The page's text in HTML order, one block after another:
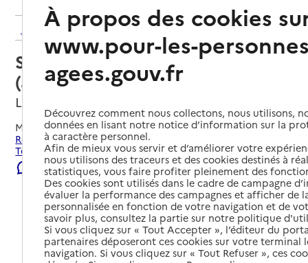
Retour aux résultats de l'annuaire
Service autonomie à domicile
(aide) – Remue ménage
La Tour-du-Pin, ISERE
Mis à jour le22/07/2026
Rechercher les établissements et services autour de La
Tour-du-Pin.
Signaler une erreur
À propos des cookies
www.pour-les-
agees.gouv.fr
Découvrez comment nous collectons, nous utilisons,
données en lisant notre notice d’information sur la
à caractère personnel.
Afin de mieux vous servir et d’améliorer votre
nous utilisons des traceurs et des cookies destinés à
statistiques, vous faire profiter pleinement des
Des cookies sont utilisés dans le cadre de campagne
évaluer la performance des campagnes et afficher de
personnalisée en fonction de votre navigation et de
savoir plus, consultez la partie sur notre politique
Si vous cliquez sur « Tout Accepter », l’éditeur du
partenaires déposeront ces cookies sur votre terminal
navigation. Si vous cliquez sur « Tout Refuser », ces